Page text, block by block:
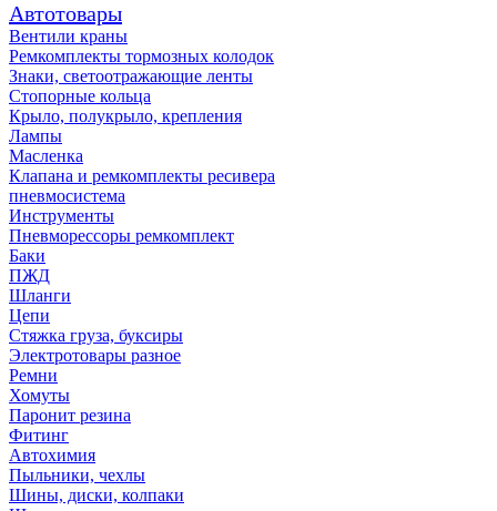
Автотовары
Вентили краны
Ремкомплекты тормозных колодок
Знаки, светоотражающие ленты
Стопорные кольца
Крыло, полукрыло, крепления
Лампы
Масленка
Клапана и ремкомплекты ресивера
пневмосистема
Инструменты
Пневморессоры ремкомплект
Баки
ПЖД
Шланги
Цепи
Стяжка груза, буксиры
Электротовары разное
Ремни
Хомуты
Паронит резина
Фитинг
Автохимия
Пыльники, чехлы
Шины, диски, колпаки